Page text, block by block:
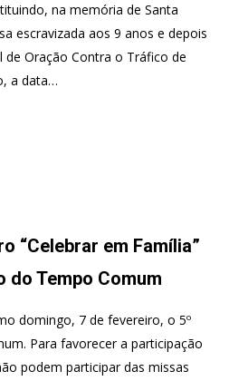
na memória de Santa
escravizada aos 9 anos e depois
de Oração Contra o Tráfico de
a data…
“Celebrar em Família”
do Tempo Comum
domingo, 7 de fevereiro, o 5º
Para favorecer a participação
podem participar das missas